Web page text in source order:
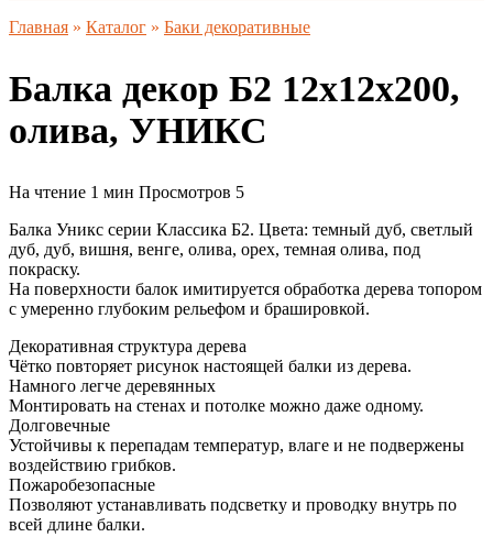
Главная » Каталог » Баки декоративные
Балка декор Б2 12х12х200,
олива, УНИКС
На чтение 1 мин Просмотров 5
Балка Уникс серии Классика Б2. Цвета: темный дуб, светлый
дуб, дуб, вишня, венге, олива, орех, темная олива, под
покраску.
На поверхности балок имитируется обработка дерева топором
с умеренно глубоким рельефом и брашировкой.
Декоративная структура дерева
Чётко повторяет рисунок настоящей балки из дерева.
Намного легче деревянных
Монтировать на стенах и потолке можно даже одному.
Долговечные
Устойчивы к перепадам температур, влаге и не подвержены
воздействию грибков.
Пожаробезопасные
Позволяют устанавливать подсветку и проводку внутрь по
всей длине балки.